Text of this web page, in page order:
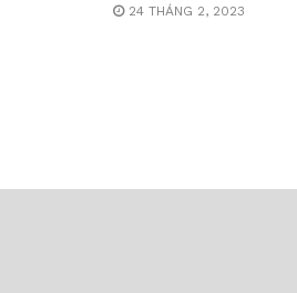
24 THÁNG 2, 2023